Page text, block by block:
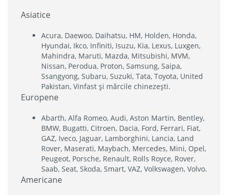
Asiatice
Acura, Daewoo, Daihatsu, HM, Holden, Honda,
Hyundai, Ikco, Infiniti, Isuzu, Kia, Lexus, Luxgen,
Mahindra, Maruti, Mazda, Mitsubishi, MVM,
Nissan, Perodua, Proton, Samsung, Saipa,
Ssangyong, Subaru, Suzuki, Tata, Toyota, United
Pakistan, Vinfast și mărcile chinezești.
Europene
Abarth, Alfa Romeo, Audi, Aston Martin, Bentley,
BMW, Bugatti, Citroen, Dacia, Ford, Ferrari, Fiat,
GAZ, Iveco, Jaguar, Lamborghini, Lancia, Land
Rover, Maserati, Maybach, Mercedes, Mini, Opel,
Peugeot, Porsche, Renault, Rolls Royce, Rover,
Saab, Seat, Skoda, Smart, VAZ, Volkswagen, Volvo.
Americane